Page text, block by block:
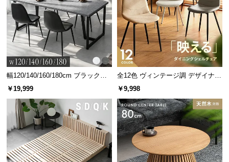
幅120/140/160/180cm ブラックフ
レーム ダイニング 大理石調 4人掛
￥19,999
全12色 ヴィンテージ調 デザイナー
ズシェルチェア
￥9,998